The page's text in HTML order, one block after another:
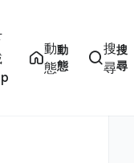
動
態
動
態
搜
尋
搜
尋